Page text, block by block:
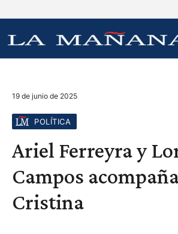
19 de junio de 2025
POLÍTICA
Ariel Ferreyra y
Campos
Cristina